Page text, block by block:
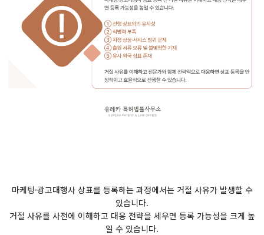
마케팅·광고대행사 상표를 등록하는 과정에서는 거절 사유가 발생할 수
있습니다.
거절 사유를 사전에 이해하고 대응 전략을 세우면 등록 가능성을 크게 높
일 수 있습니다.